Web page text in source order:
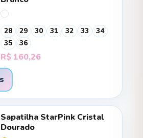
28 29 30 31 32 33
34
35
36
R$ 160,26
Sapatilha StarPink Cristal
Dourado